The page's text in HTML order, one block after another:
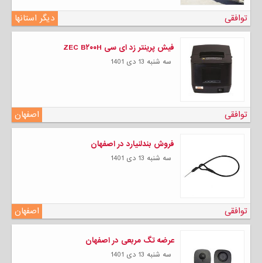
دیگر استانها توافقی
فیش پرینتر زد ای سی ZEC B۲۰۰H
سه شنبه 13 دی 1401
اصفهان توافقی
فروش بندلنیارد در اصفهان
سه شنبه 13 دی 1401
اصفهان توافقی
عرضه تگ مربعی در اصفهان
سه شنبه 13 دی 1401